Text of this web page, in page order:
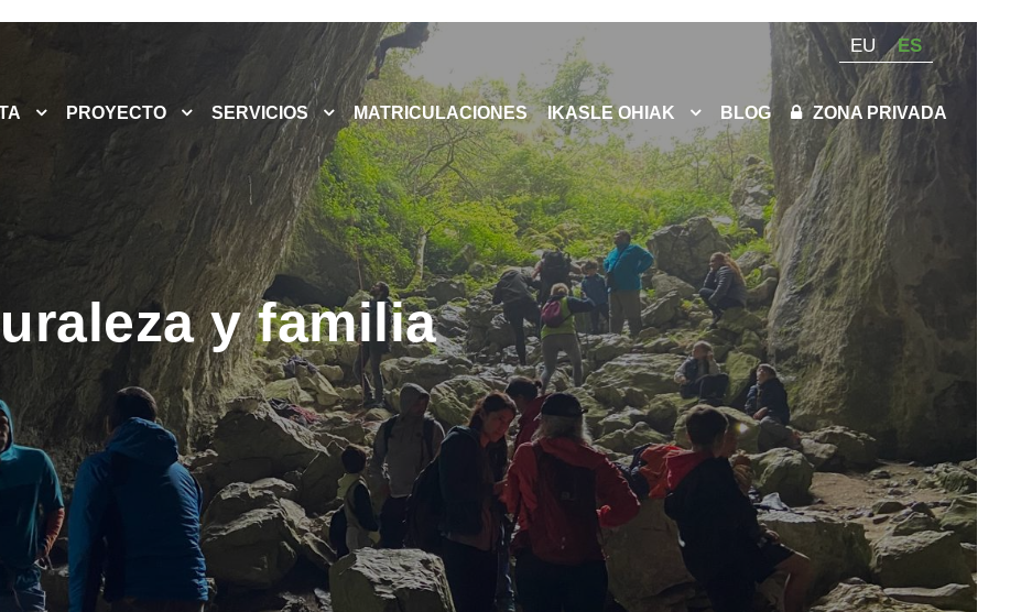
EU ES
PROYECTO SERVICIOS MATRICULACIONES IKASLE OHIAK BLOG ZONA PRIVADA
y familia